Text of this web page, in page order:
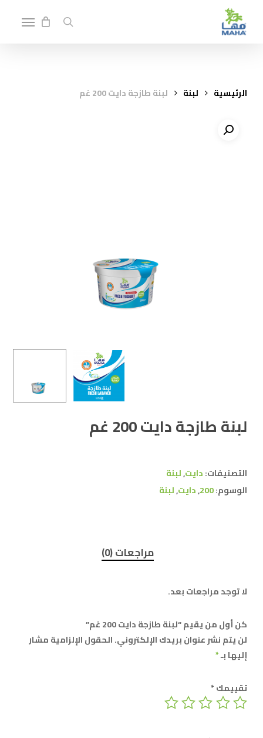
search
Menu
الرئيسية لبنة لبنة طازجة دايت 200 غم
لبنة طازجة دايت 200 غم
التصنيفات:دايت,لبنة
الوسوم:200
,دايت,لبنة
مراجعات (0)
لا توجد مراجعات بعد.
كن أول من يقيم “لبنة طازجة دايت 200 غم”
لن يتم نشر عنوان بريدك الإلكتروني.الحقول الإلزامية مشار
إليها بـ*
تقييمك*